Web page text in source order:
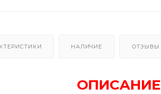
НАЛИЧИЕ ОТЗЫВЫ